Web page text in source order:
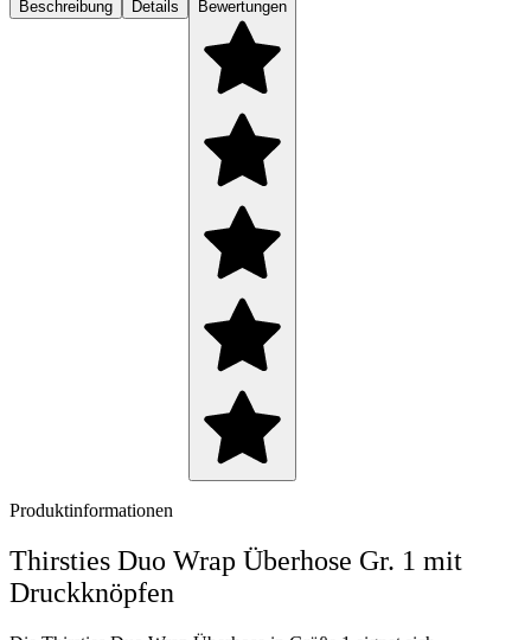
Beschreibung Details Bewertungen
Produktinformationen
Thirsties Duo Wrap Überhose Gr. 1 mit
Druckknöpfen